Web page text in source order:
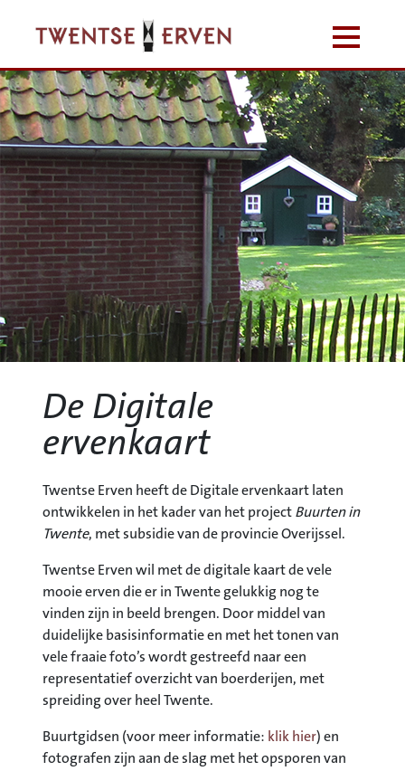
De Digitale
ervenkaart
Twentse Erven heeft de Digitale ervenkaart laten
ontwikkelen in het kader van het project Buurten in
Twente, met subsidie van de provincie Overijssel.
Twentse Erven wil met de digitale kaart de vele
mooie erven die er in Twente gelukkig nog te
vinden zijn in beeld brengen. Door middel van
duidelijke basisinformatie en met het tonen van
vele fraaie foto’s wordt gestreefd naar een
representatief overzicht van boerderijen, met
spreiding over heel Twente.
Buurtgidsen (voor meer informatie: klik hier) en
fotografen zijn aan de slag met het opsporen van